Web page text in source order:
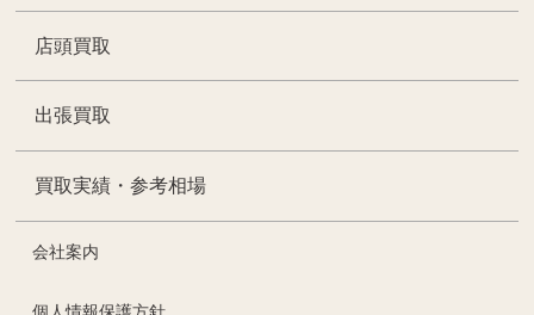
店頭買取
出張買取
買取実績・参考相場
会社案内